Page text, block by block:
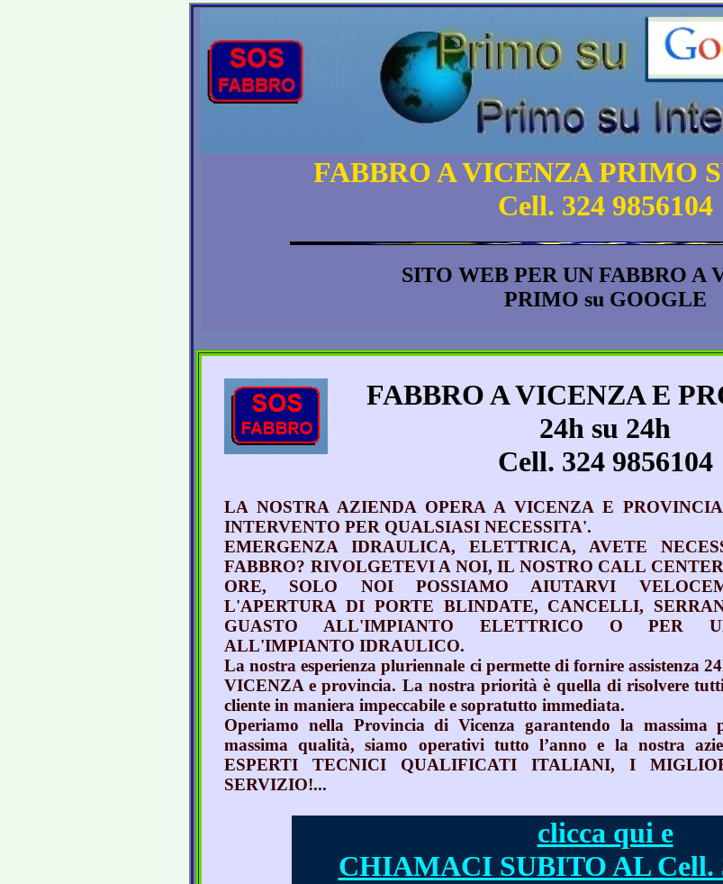
FABBRO A VICENZA PRIMO
Cell. 324 9856104
SITO WEB PER UN FABBRO A
PRIMO su GOOGLE
FABBRO A VICENZA E
24h su 24h
Cell. 324 9856104
LA NOSTRA AZIENDA OPERA A VICENZA E
INTERVENTO PER QUALSIASI NECESSITA'.
EMERGENZA IDRAULICA, ELETTRICA, AVETE
FABBRO? RIVOLGETEVI A NOI, IL NOSTRO CALL CENTER
ORE, SOLO NOI POSSIAMO AIUTARVI
L'APERTURA DI PORTE BLINDATE, CANCELLI,
GUASTO ALL'IMPIANTO ELETTRICO O PER
ALL'IMPIANTO IDRAULICO.
La nostra esperienza pluriennale ci permette di fornire assistenza
VICENZA e provincia. La nostra priorità è quella di risolvere
cliente in maniera impeccabile e sopratutto immediata.
Operiamo nella Provincia di Vicenza garantendo la massima
massima qualità, siamo operativi tutto l’anno e la nostra
ESPERTI TECNICI QUALIFICATI ITALIANI, I
SERVIZIO!...
clicca qui e
CHIAMACI SUBITO AL Cell.